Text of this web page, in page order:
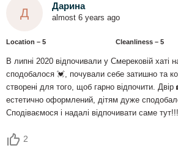
Д Дарина
almost 6 years ago
Location – 5 Сleanliness – 5
В липні 2020 відпочивали у Смерековій хаті
сподобалося 💓, почували себе затишно та
створені для того, щоб гарно відпочити. Двір
естетично оформлений, дітям дуже
Сподіваємося і надалі відпочивати саме тут!!!
2